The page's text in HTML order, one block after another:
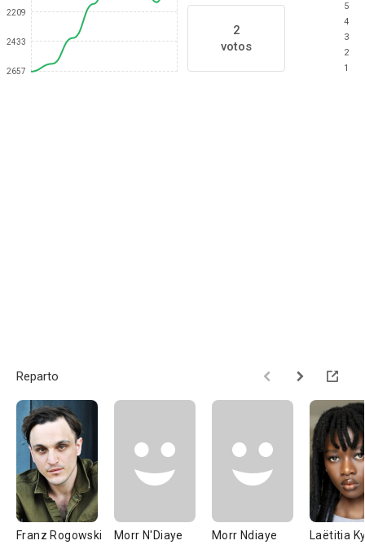
2209
2433
2657
2
votos
5
4
3
2
1
Reparto
Franz Rogowski Morr N'Diaye Morr Ndiaye Laëtitia